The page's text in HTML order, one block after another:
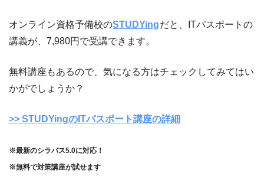
オンライン資格予備校のSTUDYingだと、ITパスポートの
講義が、7,980円で受講できます。
無料講座もあるので、気になる方はチェックしてみてはい
かがでしょうか？
>> STUDYingのITパスポート講座の詳細
※最新のシラバス5.0に対応！
※無料で対策講座が試せます